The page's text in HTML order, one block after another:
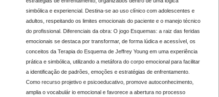
simbólica e experiencial. Destina-se ao uso clínico com adolescentes e
adultos, respeitando os limites emocionais do paciente e o manejo técnico
do profissional. Diferenciais da obra: O jogo Esquemas: a raiz das feridas
emocionais se destaca por transformar, de forma lúdica e acessível, os
conceitos da Terapia do Esquema de Jeffrey Young em uma experiência
prática e simbólica, utilizando a metáfora do corpo emocional para facilitar
a identificação de padrões, emoções e estratégias de enfrentamento.
Como recurso projetivo e psicoeducativo, promove autoconhecimento,
amplia o vocabulár io emocional e favorece a abertura no processo